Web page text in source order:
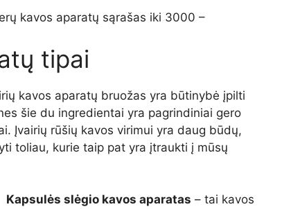
kavos aparatų sąrašas iki 3000 –
tipai
kavos aparatų bruožas yra būtinybė įpilti
šie du ingredientai yra pagrindiniai gero
Įvairių rūšių kavos virimui yra daug būdų,
toliau, kurie taip pat yra įtraukti į mūsų
Kapsulės slėgio kavos aparatas – tai kavos